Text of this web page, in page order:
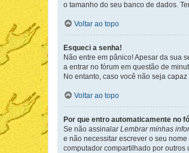
o tamanho do seu banco de dados.
Voltar ao topo
Esqueci a senha!
Não entre em pânico! Apesar da sua
a entrar no fórum em questão de
No entanto, caso você não seja
Voltar ao topo
Por que entro automaticamente no
Se não assinalar Lembrar minhas
e não necessitar escrever o seu
computador compartilhado por outros